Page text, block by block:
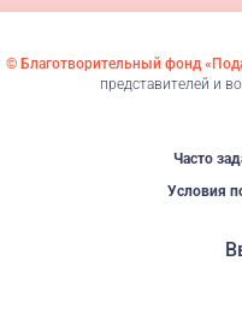
© Благотворительный фонд
представителей и
Часто
Условия